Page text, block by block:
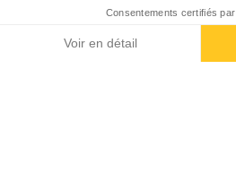
Consentements certifiés par
Voir en détail